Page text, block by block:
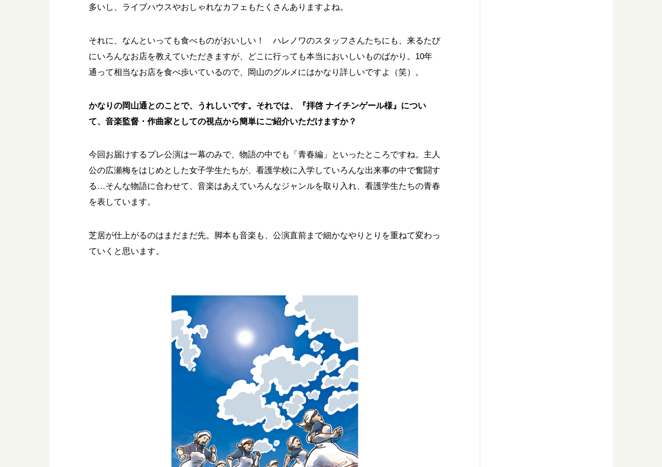
多いし、ライブハウスやおしゃれなカフェもたくさんありますよね。
それに、なんといっても食べものがおいしい！ ハレノワのスタッフさんたちにも、来るたび
にいろんなお店を教えていただきますが、どこに行っても本当においしいものばかり。10年
通って相当なお店を食べ歩いているので、岡山のグルメにはかなり詳しいですよ（笑）。
かなりの岡山通とのことで、うれしいです。それでは、『拝啓 ナイチンゲール様』につい
て、音楽監督・作曲家としての視点から簡単にご紹介いただけますか？
今回お届けするプレ公演は一幕のみで、物語の中でも「青春編」といったところですね。主人
公の広瀬梅をはじめとした女子学生たちが、看護学校に入学していろんな出来事の中で奮闘す
る…そんな物語に合わせて、音楽はあえていろんなジャンルを取り入れ、看護学生たちの青春
を表しています。
芝居が仕上がるのはまだまだ先。脚本も音楽も、公演直前まで細かなやりとりを重ねて変わっ
ていくと思います。